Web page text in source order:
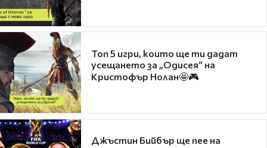
Топ 5 игри, които ще ти дадат
усещането за „Одисея“ на
Кристофър Нолан🤩🎮
Джъстин Бийбър ще пее на